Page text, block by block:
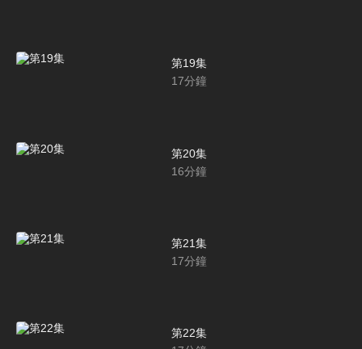
第19集
17分鐘
第20集
16分鐘
第21集
17分鐘
第22集